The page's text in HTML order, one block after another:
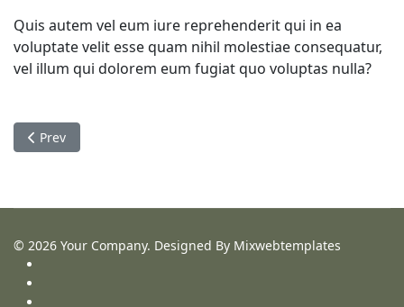
Quis autem vel eum iure reprehenderit qui in ea
voluptate velit esse quam nihil molestiae consequatur,
vel illum qui dolorem eum fugiat quo voluptas nulla?
Previous article: Quia volup tasos
Prev
© 2026 Your Company. Designed By Mixwebtemplates